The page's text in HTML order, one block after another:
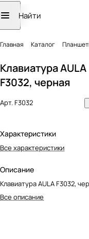
Главная Каталог
Клавиатура AULA
F3032, черная
Арт.F3032
Характеристики
Все характеристики
Описание
Клавиатура AULA F3032,
Все описание